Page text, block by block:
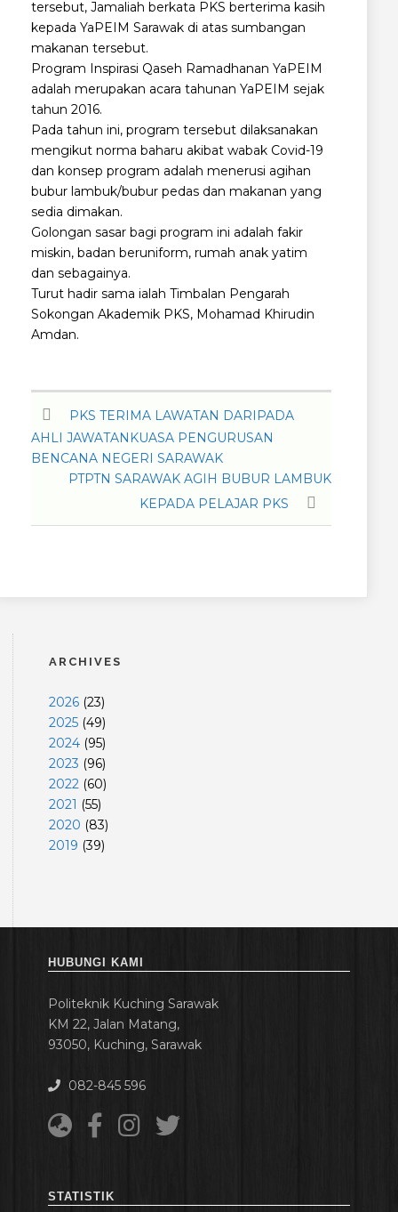
tersebut, Jamaliah berkata PKS berterima kasih
kepada YaPEIM Sarawak di atas sumbangan
makanan tersebut.
Program Inspirasi Qaseh Ramadhanan YaPEIM
adalah merupakan acara tahunan YaPEIM sejak
tahun 2016.
Pada tahun ini, program tersebut dilaksanakan
mengikut norma baharu akibat wabak Covid-19
dan konsep program adalah menerusi agihan
bubur lambuk/bubur pedas dan makanan yang
sedia dimakan.
Golongan sasar bagi program ini adalah fakir
miskin, badan beruniform, rumah anak yatim
dan sebagainya.
Turut hadir sama ialah Timbalan Pengarah
Sokongan Akademik PKS, Mohamad Khirudin
Amdan.
PKS TERIMA LAWATAN DARIPADA
AHLI JAWATANKUASA PENGURUSAN
BENCANA NEGERI SARAWAK
PTPTN SARAWAK AGIH BUBUR LAMBUK
KEPADA PELAJAR PKS
ARCHIVES
2026 (23)
2025 (49)
2024 (95)
2023 (96)
2022 (60)
2021 (55)
2020 (83)
2019 (39)
HUBUNGI KAMI
Politeknik Kuching Sarawak
KM 22, Jalan Matang,
93050, Kuching, Sarawak
082-845 596
STATISTIK